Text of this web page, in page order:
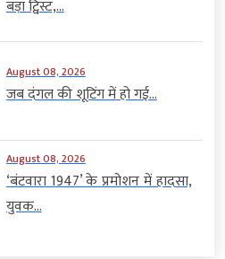
बड़ा ट्विस्ट,...
August 08, 2026
जब दंगल की शूटिंग में हो गई...
August 08, 2026
‘बंटवारा 1947’ के प्रमोशन में हादसा,
युवक...